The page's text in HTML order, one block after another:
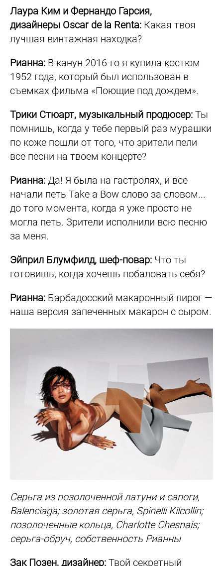
Лаура Ким и Фернандо Гарсия,
дизайнеры Oscar de la Renta: Какая твоя
лучшая винтажная находка?
Рианна: В канун 2016-го я купила костюм
1952 года, который был использован в
съемках фильма «Поющие под дождем».
Трики Стюарт, музыкальный продюсер: Ты
помнишь, когда у тебе первый раз мурашки
по коже пошли от того, что зрители пели
все песни на твоем концерте?
Рианна: Да! Я была на гастролях, и все
начали петь Take a Bow слово за словом...
до того момента, когда я уже просто не
могла петь. Зрители исполнили всю песню
за меня.
Эйприл Блумфилд, шеф-повар: Что ты
готовишь, когда хочешь побаловать себя?
Рианна: Барбадосский макаронный пирог —
наша версия запеченных макарон с сыром.
Серьга из позолоченной латуни и сапоги,
Balenciaga; золотая серьга, Spinelli Kilcollin;
позолоченные кольца, Charlotte Chesnais;
серьга-обруч, собственность Рианны
Зак Позен, дизайнер: Твой секретный